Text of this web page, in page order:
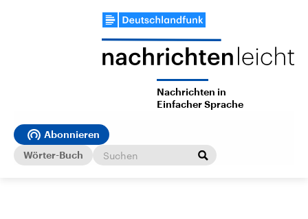
Nachrichten in
Einfacher Sprache
Abonnieren
Wörter-Buch